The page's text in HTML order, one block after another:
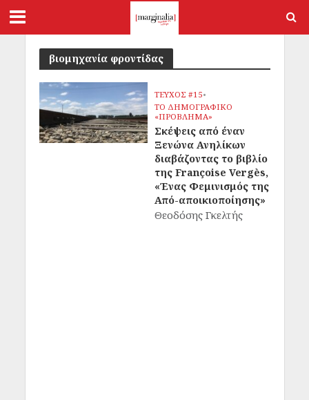
βιομηχανία φροντίδας
ΤΕΥΧΟΣ #15•
ΤΟ ΔΗΜΟΓΡΑΦΙΚΟ
«ΠΡΟΒΛΗΜΑ»
Σκέψεις από έναν
Ξενώνα Ανηλίκων
διαβάζοντας το βιβλίο
της Françoise Vergès,
«Ένας Φεμινισμός της
Από-αποικιοποίησης»
Θεοδόσης Γκελτής